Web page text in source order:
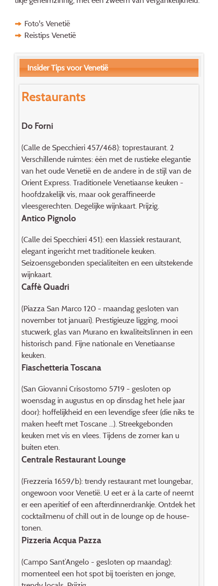
Foto's Venetië
Reistips Venetië
Insider Tips voor Venetië
Restaurants
Do Forni
(Calle de Specchieri 457/468): toprestaurant. 2
Verschillende ruimtes: één met de rustieke elegantie
van het oude Venetië en de andere in de stijl van de
Orient Express. Traditionele Venetiaanse keuken -
hoofdzakelijk vis, maar ook geraffineerde
vleesgerechten. Degelijke wijnkaart. Prijzig.
Antico Pignolo
(Calle dei Specchieri 451): een klassiek restaurant,
elegant ingericht met traditionele keuken.
Seizoensgebonden specialiteiten en een uitstekende
wijnkaart.
Caffè Quadri
(Piazza San Marco 120 - maandag gesloten van
november tot januari). Prestigieuze ligging, mooi
stucwerk, glas van Murano en kwaliteitslinnen in een
historisch pand. Fijne nationale en Venetiaanse
keuken.
Fiaschetteria Toscana
(San Giovanni Crisostomo 5719 - gesloten op
woensdag in augustus en op dinsdag het hele jaar
door): hoffelijkheid en een levendige sfeer (die niks te
maken heeft met Toscane ...). Streekgebonden
keuken met vis en vlees. Tijdens de zomer kan u
buiten eten.
Centrale Restaurant Lounge
(Frezzeria 1659/b): trendy restaurant met loungebar,
ongewoon voor Venetië. U eet er à la carte of neemt
er een aperitief of een afterdinnerdrankje. Ontdek het
cocktailmenu of chill out in de lounge op de house-
tonen.
Pizzeria Acqua Pazza
(Campo Sant’Angelo - gesloten op maandag):
momenteel een hot spot bij toeristen en jonge,